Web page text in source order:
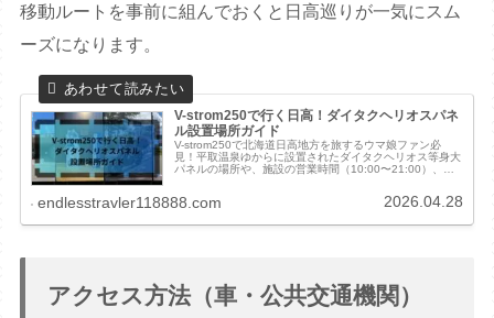
移動ルートを事前に組んでおくと日高巡りが一気にスム
ーズになります。
V-strom250で行く日高！ダイタクヘリオスパネ
ル設置場所ガイド
V-strom250で北海道日高地方を旅するウマ娘ファン必
見！平取温泉ゆからに設置されたダイタクヘリオス等身大
パネルの場所や、施設の営業時間（10:00〜21:00）、支
の記事を読んで、安心して聖地巡礼へ出発しましょう！
endlesstravler118888.com 2026.04.28
アクセス方法（車・公共交通機関）